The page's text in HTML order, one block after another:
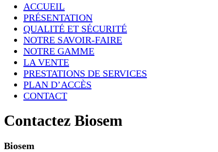
ACCUEIL
PRÉSENTATION
QUALITÉ ET SÉCURITÉ
NOTRE SAVOIR-FAIRE
NOTRE GAMME
LA VENTE
PRESTATIONS DE SERVICES
PLAN D’ACCÈS
CONTACT
Contactez Biosem
Biosem